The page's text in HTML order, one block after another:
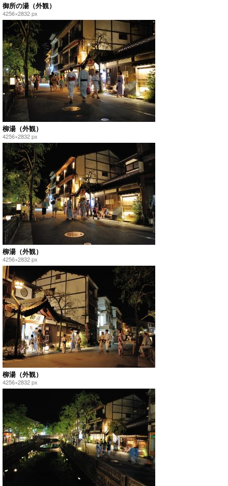
御所の湯（外観）
4256×2832 px
柳湯（外観）
4256×2832 px
柳湯（外観）
4256×2832 px
柳湯（外観）
4256×2832 px